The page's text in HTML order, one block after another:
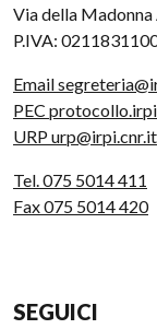
Via della
P.IVA:
Email
PEC
URP urp@irpi.cnr.it
Tel. 075 5014 411
Fax 075 5014 420
SEGUICI